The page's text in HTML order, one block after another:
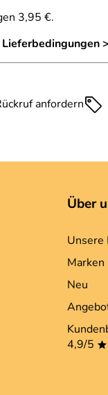
3,95 €.
>
anfordern
Über
Marken
Neu
4,9/5